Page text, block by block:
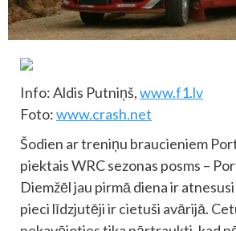
Info: Aldis Putniņš,www.f1.lv
Foto:www.crash.net
Šodien ar treniņu braucieniem
piektais WRC sezonas posms –
Diemžēl jau pirmā diena ir
pieci līdzjutēji ir cietuši avārijā.